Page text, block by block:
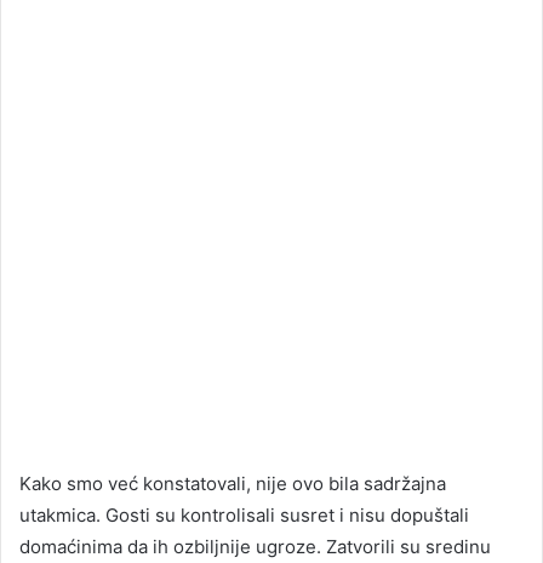
Kako smo već konstatovali, nije ovo bila sadržajna
utakmica. Gosti su kontrolisali susret i nisu dopuštali
domaćinima da ih ozbiljnije ugroze. Zatvorili su sredinu